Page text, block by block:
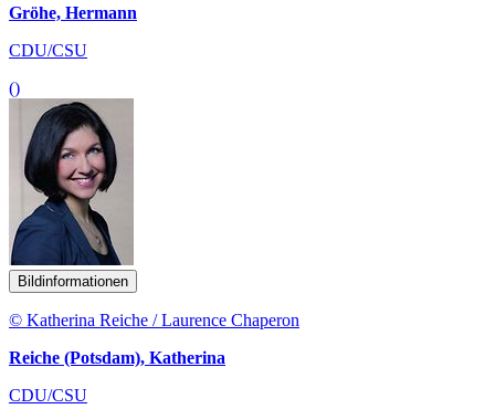
Gröhe, Hermann
CDU/CSU
()
Bildinformationen
© Katherina Reiche / Laurence Chaperon
Reiche (Potsdam), Katherina
CDU/CSU